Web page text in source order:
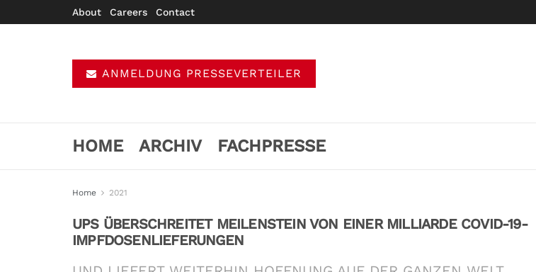
About Careers Contact
ANMELDUNG PRESSEVERTEILER
HOME ARCHIV FACHPRESSE
Home 2021
UPS ÜBERSCHREITET MEILENSTEIN VON EINER MILLIARDE COVID-19-
IMPFDOSENLIEFERUNGEN